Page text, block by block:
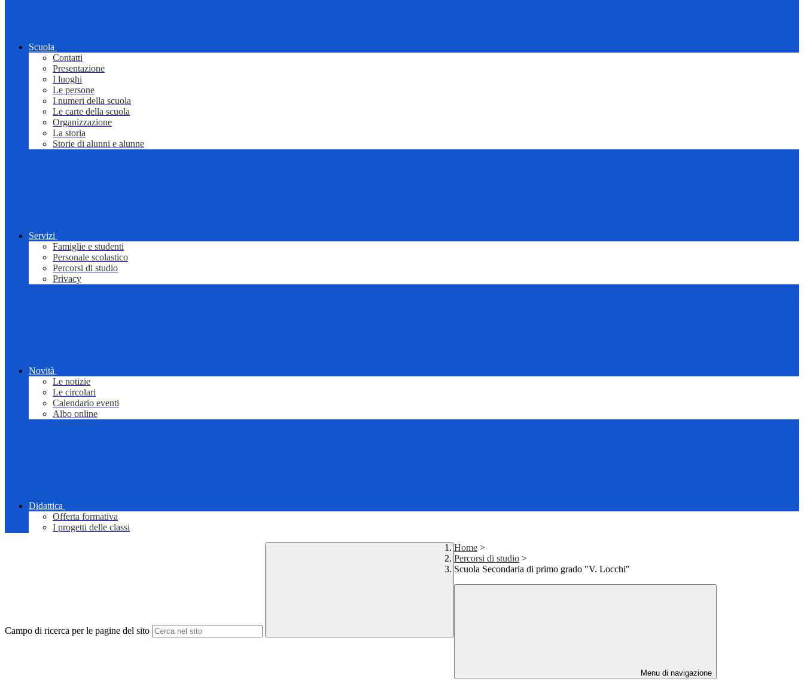
Scuola
Contatti
Presentazione
I luoghi
Le persone
I numeri della scuola
Le carte della scuola
Organizzazione
La storia
Storie di alunni e alunne
Servizi
Famiglie e studenti
Personale scolastico
Percorsi di studio
Privacy
Novità
Le notizie
Le circolari
Calendario eventi
Albo online
Didattica
Offerta formativa
I progetti delle classi
Campo di ricerca per le pagine del sito
Home >
Percorsi di studio >
Scuola Secondaria di primo grado "V. Locchi"
Menu di navigazione